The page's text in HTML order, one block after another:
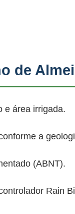
de
e área irrigada.
a
(ABNT).
Rain